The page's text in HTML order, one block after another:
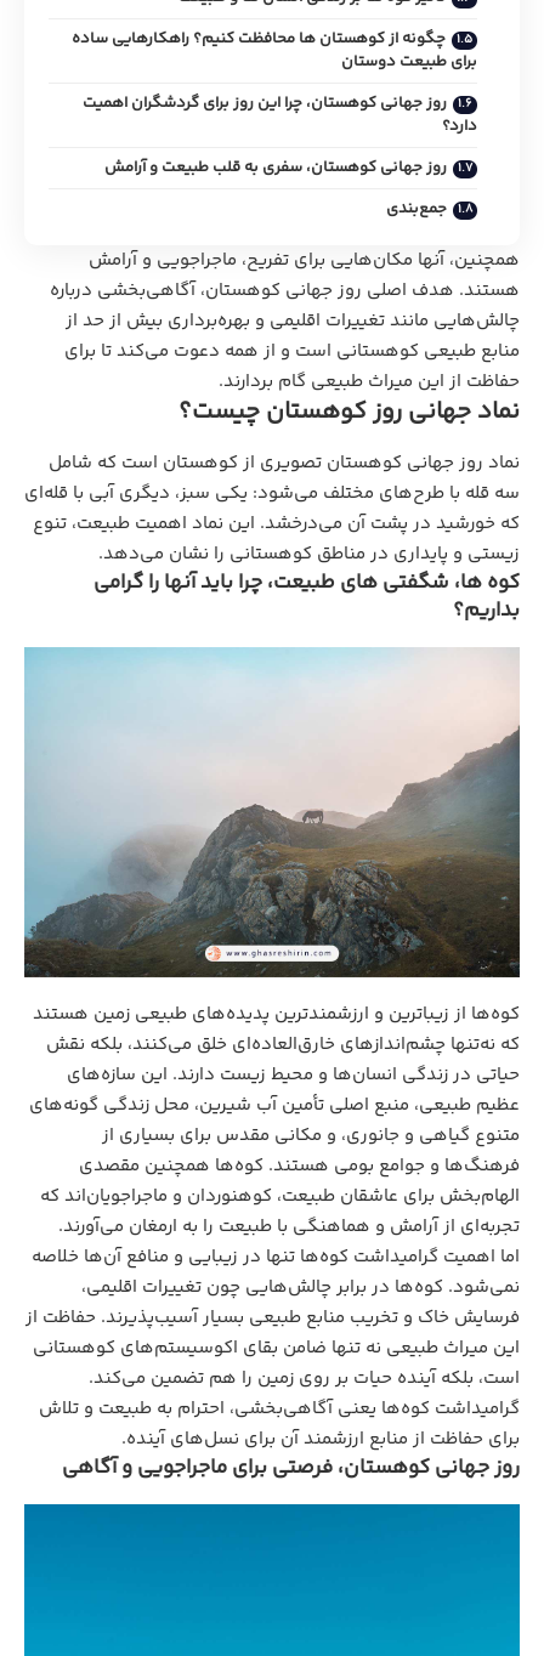
چگونه از کوهستان‌ ها محافظت کنیم؟ راهکارهایی ساده
برای طبیعت‌ دوستان
روز جهانی کوهستان، چرا این روز برای گردشگران اهمیت
دارد؟
روز جهانی کوهستان، سفری به قلب طبیعت و آرامش
جمع‌بندی
همچنین، آنها مکان‌هایی برای تفریح، ماجراجویی و آرامش
هستند. هدف اصلی روز جهانی کوهستان، آگاهی‌بخشی درباره
چالش‌هایی مانند تغییرات اقلیمی و بهره‌برداری بیش از حد از
منابع طبیعی کوهستانی است و از همه دعوت می‌کند تا برای
حفاظت از این میراث طبیعی گام بردارند.
نماد جهانی روز کوهستان چیست؟
نماد روز جهانی کوهستان تصویری از کوهستان است که شامل
سه قله با طرح‌های مختلف می‌شود: یکی سبز، دیگری آبی با قله‌ای
که خورشید در پشت آن می‌درخشد. این نماد اهمیت طبیعت، تنوع
زیستی و پایداری در مناطق کوهستانی را نشان می‌دهد.
کوه‌ ها، شگفتی‌ های طبیعت، چرا باید آنها را گرامی
بداریم؟
کوه‌ها از زیباترین و ارزشمندترین پدیده‌های طبیعی زمین هستند
که نه‌تنها چشم‌اندازهای خارق‌العاده‌ای خلق می‌کنند، بلکه نقش
حیاتی در زندگی انسان‌ها و محیط‌ زیست دارند. این سازه‌های
عظیم طبیعی، منبع اصلی تأمین آب شیرین، محل زندگی گونه‌های
متنوع گیاهی و جانوری، و مکانی مقدس برای بسیاری از
فرهنگ‌ها و جوامع بومی هستند. کوه‌ها همچنین مقصدی
الهام‌بخش برای عاشقان طبیعت، کوهنوردان و ماجراجویان‌اند که
تجربه‌ای از آرامش و هماهنگی با طبیعت را به ارمغان می‌آورند.
اما اهمیت گرامیداشت کوه‌ها تنها در زیبایی و منافع آن‌ها خلاصه
نمی‌شود. کوه‌ها در برابر چالش‌هایی چون تغییرات اقلیمی،
فرسایش خاک و تخریب منابع طبیعی بسیار آسیب‌پذیرند. حفاظت از
این میراث طبیعی نه‌ تنها ضامن بقای اکوسیستم‌های کوهستانی
است، بلکه آینده‌ حیات بر روی زمین را هم تضمین می‌کند.
گرامیداشت کوه‌ها یعنی آگاهی‌بخشی، احترام به طبیعت و تلاش
برای حفاظت از منابع ارزشمند آن برای نسل‌های آینده.
روز جهانی کوهستان، فرصتی برای ماجراجویی و آگاهی